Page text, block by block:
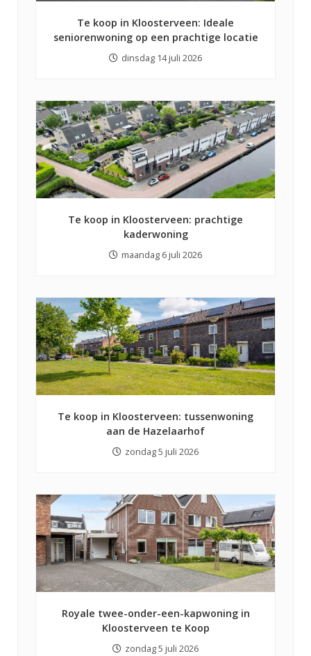
Te koop in Kloosterveen: Ideale
seniorenwoning op een prachtige locatie
dinsdag 14 juli 2026
Te koop in Kloosterveen: prachtige
kaderwoning
maandag 6 juli 2026
Te koop in Kloosterveen: tussenwoning
aan de Hazelaarhof
zondag 5 juli 2026
Royale twee-onder-een-kapwoning in
Kloosterveen te Koop
zondag 5 juli 2026